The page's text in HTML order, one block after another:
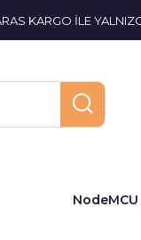
KARGO İLE
NodeMCU